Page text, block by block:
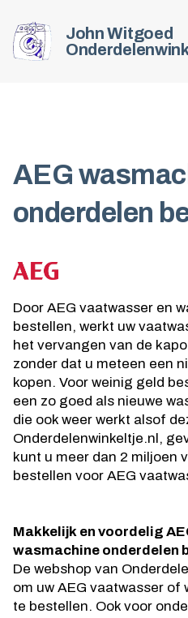
John Witgoed
AEG
onderdelen
Door AEG vaatwasser en
bestellen, werkt uw
het vervangen van de
zonder dat u meteen een
kopen. Voor weinig geld
een zo goed als nieuwe
die ook weer werkt alsof
Onderdelenwinkeltje.nl,
kunt u meer dan 2 miljoen
bestellen voor AEG
Makkelijk en voordelig
wasmachine onderdelen
De webshop van
om uw AEG vaatwasser of
te bestellen. Ook voor